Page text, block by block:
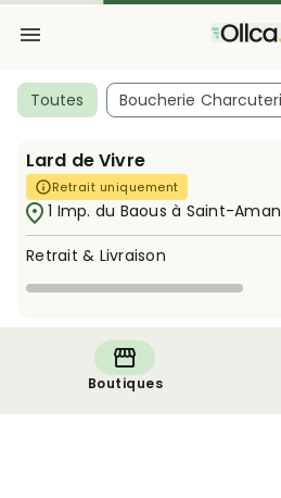
Toutes Boucherie
Lard de Vivre
Retrait uniquement
1 Imp. du Baous à Saint-
Retrait & Livraison
Boutiques